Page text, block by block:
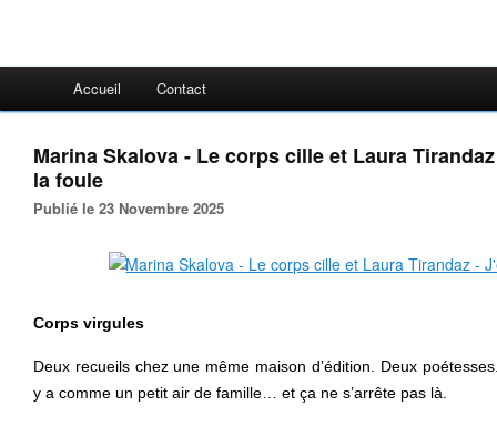
Accueil Contact
Marina Skalova - Le corps cille et Laura
la foule
Publié le 23 Novembre 2025
Corps virgules
Deux recueils chez une même maison d’édition. Deux
y a comme un petit air de famille… et ça ne s’arrête pas là.